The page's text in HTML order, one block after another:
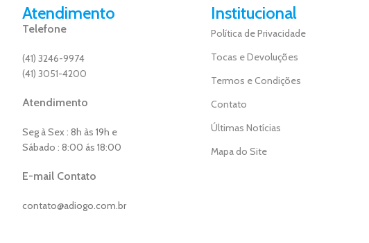
Atendimento
Telefone
(41) 3246-9974
(41) 3051-4200
Atendimento
Seg à Sex : 8h às 19h e
Sábado : 8:00 ás 18:00
E-mail Contato
contato@adiogo.com.br
Institucional
Política de Privacidade
Tocas e Devoluções
Termos e Condições
Contato
Últimas Notícias
Mapa do Site